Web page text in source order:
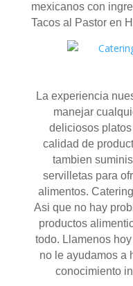
mexicanos con
Tacos al Pastor en
La experiencia
manejar
deliciosos
calidad de
tambien
servilletas para
alimentos.
Asi que no hay
productos
todo. Llamenos
no le ayudamos a
conocimiento